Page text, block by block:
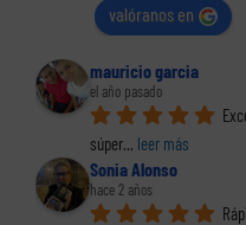
valóranos en
mauricio garcia
el año pasado
súper... leer más
Sonia Alonso
hace 2 años